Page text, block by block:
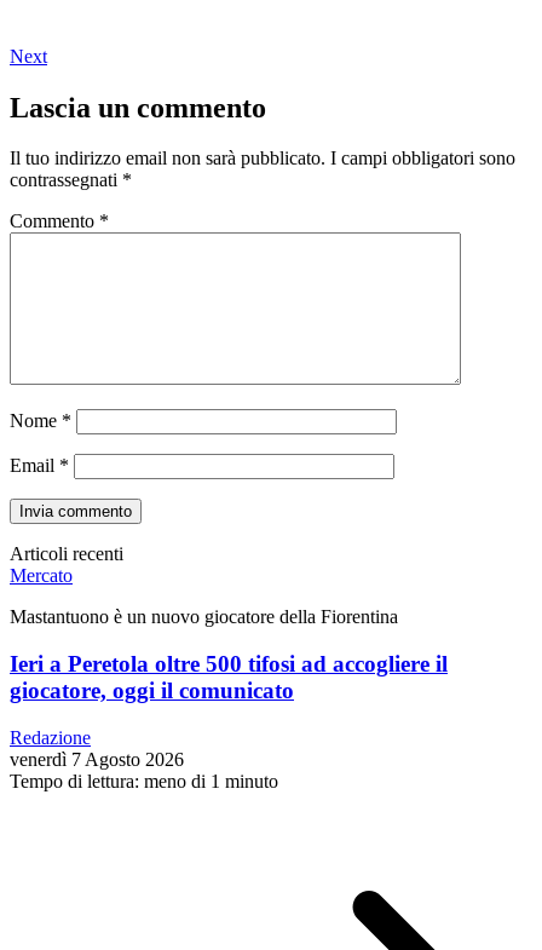
Next
Lascia un commento
Il tuo indirizzo email non sarà pubblicato. I campi obbligatori sono
contrassegnati *
Commento *
Nome *
Email *
Articoli recenti
Mercato
Mastantuono è un nuovo giocatore della Fiorentina
Ieri a Peretola oltre 500 tifosi ad accogliere il
giocatore, oggi il comunicato
Redazione
venerdì 7 Agosto 2026
Tempo di lettura: meno di 1 minuto